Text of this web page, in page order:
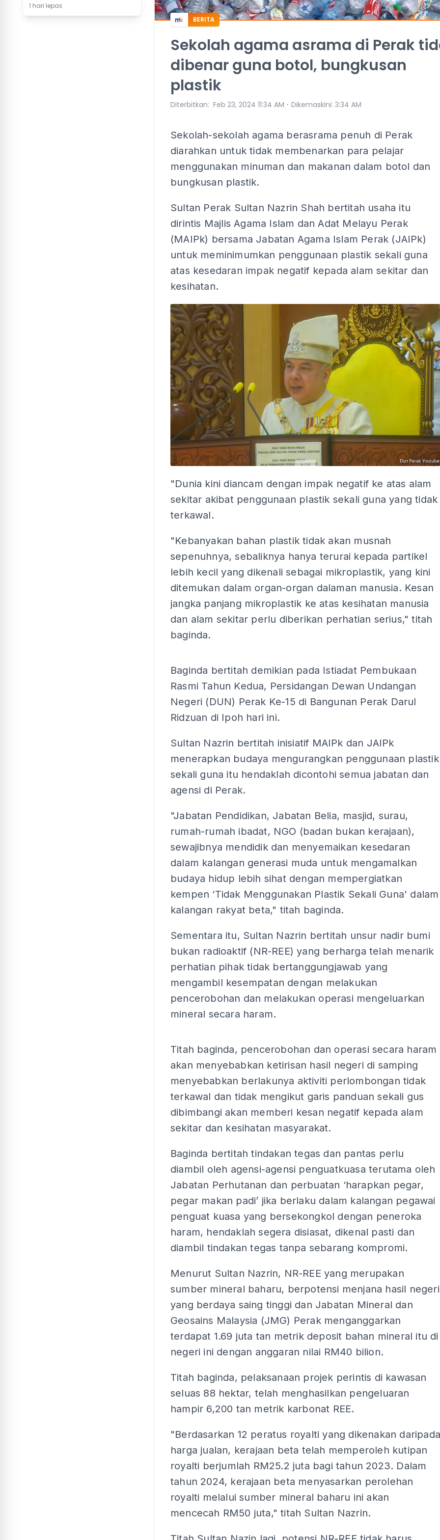
1 hari lepas
BERITA
Sekolah agama asrama di Perak
dibenar guna botol, bungkusan
plastik
Diterbitkan: Feb 23, 2024 11:34 AM ⋅ Dikemaskini: 3:34 AM
Sekolah-sekolah agama berasrama penuh di Perak
diarahkan untuk tidak membenarkan para pelajar
menggunakan minuman dan makanan dalam botol dan
bungkusan plastik.
Sultan Perak Sultan Nazrin Shah bertitah usaha itu
dirintis Majlis Agama Islam dan Adat Melayu Perak
(MAIPk) bersama Jabatan Agama Islam Perak (JAIPk)
untuk meminimumkan penggunaan plastik sekali guna
atas kesedaran impak negatif kepada alam sekitar dan
kesihatan.
ADS
"Dunia kini diancam dengan impak negatif ke atas alam
sekitar akibat penggunaan plastik sekali guna yang tidak
terkawal.
"Kebanyakan bahan plastik tidak akan musnah
sepenuhnya, sebaliknya hanya terurai kepada partikel
lebih kecil yang dikenali sebagai mikroplastik, yang kini
ditemukan dalam organ-organ dalaman manusia. Kesan
jangka panjang mikroplastik ke atas kesihatan manusia
dan alam sekitar perlu diberikan perhatian serius," titah
baginda.
Baginda bertitah demikian pada Istiadat Pembukaan
Rasmi Tahun Kedua, Persidangan Dewan Undangan
Negeri (DUN) Perak Ke-15 di Bangunan Perak Darul
Ridzuan di Ipoh hari ini.
Sultan Nazrin bertitah inisiatif MAIPk dan JAIPk
menerapkan budaya mengurangkan penggunaan plastik
sekali guna itu hendaklah dicontohi semua jabatan dan
agensi di Perak.
"Jabatan Pendidikan, Jabatan Belia, masjid, surau,
rumah-rumah ibadat, NGO (badan bukan kerajaan),
sewajibnya mendidik dan menyemaikan kesedaran
dalam kalangan generasi muda untuk mengamalkan
budaya hidup lebih sihat dengan mempergiatkan
kempen ‘Tidak Menggunakan Plastik Sekali Guna' dalam
kalangan rakyat beta," titah baginda.
Sementara itu, Sultan Nazrin bertitah unsur nadir bumi
bukan radioaktif (NR-REE) yang berharga telah menarik
perhatian pihak tidak bertanggungjawab yang
mengambil kesempatan dengan melakukan
pencerobohan dan melakukan operasi mengeluarkan
mineral secara haram.
Titah baginda, pencerobohan dan operasi secara haram
akan menyebabkan ketirisan hasil negeri di samping
menyebabkan berlakunya aktiviti perlombongan tidak
terkawal dan tidak mengikut garis panduan sekali gus
dibimbangi akan memberi kesan negatif kepada alam
sekitar dan kesihatan masyarakat.
Baginda bertitah tindakan tegas dan pantas perlu
diambil oleh agensi-agensi penguatkuasa terutama oleh
Jabatan Perhutanan dan perbuatan ‘harapkan pegar,
pegar makan padi’ jika berlaku dalam kalangan pegawai
penguat kuasa yang bersekongkol dengan peneroka
haram, hendaklah segera disiasat, dikenal pasti dan
diambil tindakan tegas tanpa sebarang kompromi.
Menurut Sultan Nazrin, NR-REE yang merupakan
sumber mineral baharu, berpotensi menjana hasil negeri
yang berdaya saing tinggi dan Jabatan Mineral dan
Geosains Malaysia (JMG) Perak menganggarkan
terdapat 1.69 juta tan metrik deposit bahan mineral itu di
negeri ini dengan anggaran nilai RM40 bilion.
Titah baginda, pelaksanaan projek perintis di kawasan
seluas 88 hektar, telah menghasilkan pengeluaran
hampir 6,200 tan metrik karbonat REE.
"Berdasarkan 12 peratus royalti yang dikenakan
harga jualan, kerajaan beta telah memperoleh kutipan
royalti berjumlah RM25.2 juta bagi tahun 2023. Dalam
tahun 2024, kerajaan beta menyasarkan perolehan
royalti melalui sumber mineral baharu ini akan
mencecah RM50 juta," titah Sultan Nazrin.